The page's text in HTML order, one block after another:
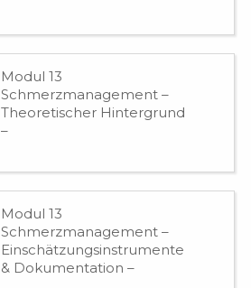
Modul 13
Schmerzmanagement –
Theoretischer Hintergrund
–
Modul 13
Schmerzmanagement –
Einschätzungsinstrumente
& Dokumentation –